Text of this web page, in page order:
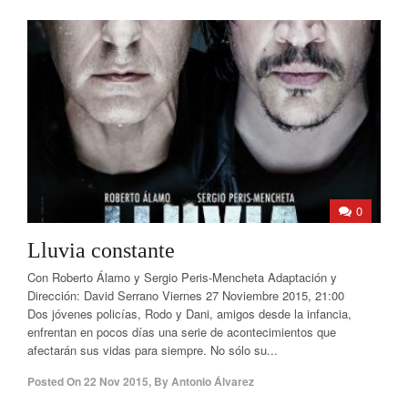
0
Lluvia constante
Con Roberto Álamo y Sergio Peris-Mencheta Adaptación y
Dirección: David Serrano Viernes 27 Noviembre 2015, 21:00
Dos jóvenes policías, Rodo y Dani, amigos desde la infancia,
enfrentan en pocos días una serie de acontecimientos que
afectarán sus vidas para siempre. No sólo su...
Posted On22 Nov 2015, ByAntonio Álvarez